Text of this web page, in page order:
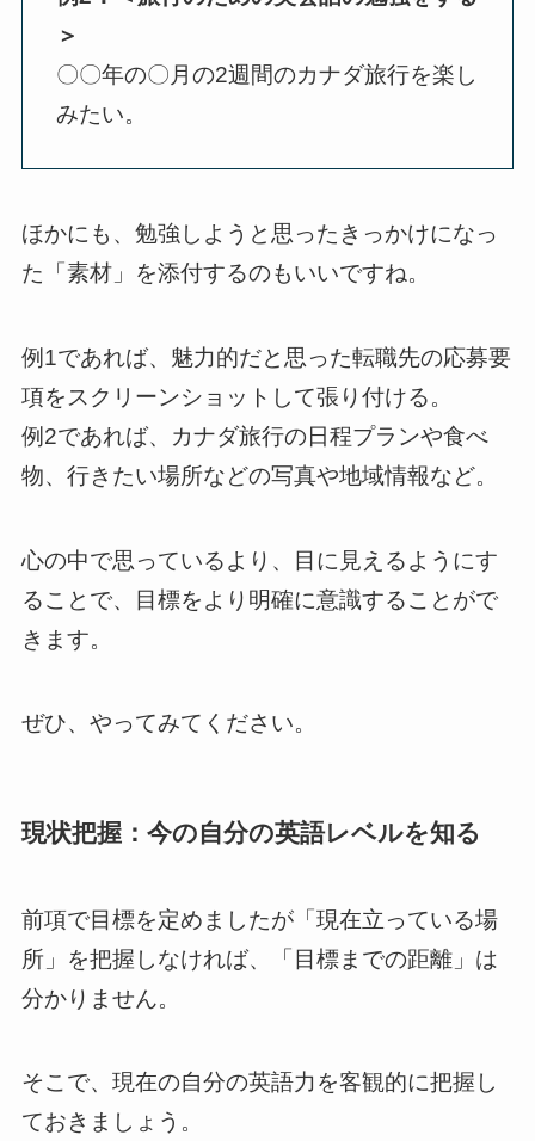
＞
〇〇年の〇月の2週間のカナダ旅行を楽し
みたい。
ほかにも、勉強しようと思ったきっかけになっ
た「素材」を添付するのもいいですね。
例1であれば、魅力的だと思った転職先の応募要
項をスクリーンショットして張り付ける。
例2であれば、カナダ旅行の日程プランや食べ
物、行きたい場所などの写真や地域情報など。
心の中で思っているより、目に見えるようにす
ることで、目標をより明確に意識することがで
きます。
ぜひ、やってみてください。
現状把握：今の自分の英語レベルを知る
前項で目標を定めましたが「現在立っている場
所」を把握しなければ、「目標までの距離」は
分かりません。
そこで、現在の自分の英語力を客観的に把握し
ておきましょう。